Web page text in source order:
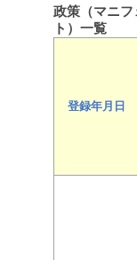
政策（マニフ
ト）一覧
登録年月日